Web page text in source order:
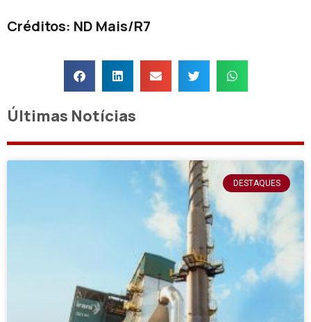
Créditos: ND Mais/R7
Últimas Notícias
DESTAQUES